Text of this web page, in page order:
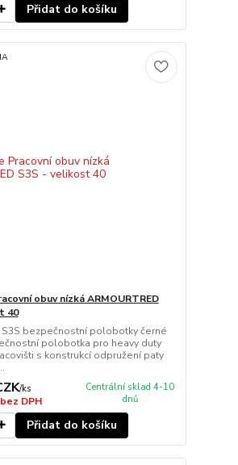
Přidat do košíku
obuv nízká ARMOURTRED
40
bezpečnostní polobotky černé
polobotka pro heavy duty
s konstrukcí odpružení paty
/ks
bez DPH
Centrální sklad 4-10
dnů
Přidat do košíku